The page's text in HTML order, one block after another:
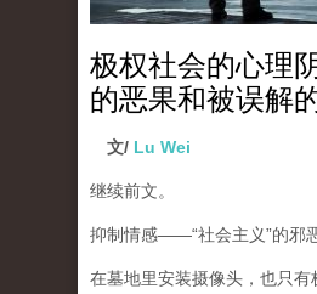
极权社会的心理
的恶果和被误解
文/ Lu Wei
继续前文。
抑制情感——“社会主义”的邪
在墓地里安装摄像头，也只有